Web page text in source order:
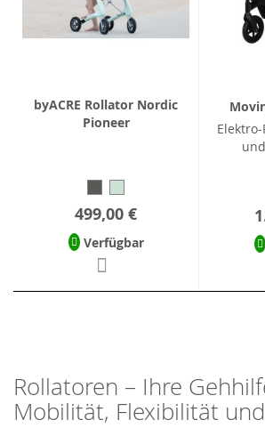
byACRE Rollator Nordic
Pioneer
499,00 €
Verfügbar
Rollatoren – Ihre
Mobilität, Flexibilität